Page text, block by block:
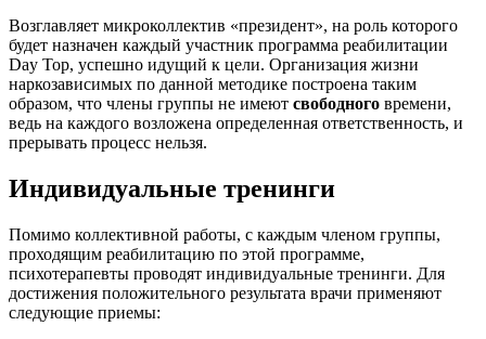
Возглавляет микроколлектив «президент», на роль которого
будет назначен каждый участник программа реабилитации
Day Top, успешно идущий к цели. Организация жизни
наркозависимых по данной методике построена таким
образом, что члены группы не имеют свободного времени,
ведь на каждого возложена определенная ответственность, и
прерывать процесс нельзя.
Индивидуальные тренинги
Помимо коллективной работы, с каждым членом группы,
проходящим реабилитацию по этой программе,
психотерапевты проводят индивидуальные тренинги. Для
достижения положительного результата врачи применяют
следующие приемы: